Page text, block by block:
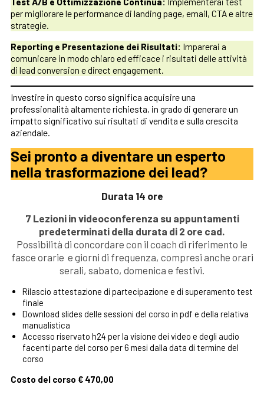
per migliorare le performance di landing page, email, CTA e altre
strategie.
Reporting e Presentazione dei Risultati: Imparerai a
comunicare in modo chiaro ed efficace i risultati delle attività
di lead conversion e direct engagement.
Investire in questo corso significa acquisire una
professionalità altamente richiesta, in grado di generare un
impatto significativo sui risultati di vendita e sulla crescita
aziendale.
Sei pronto a diventare un esperto
nella trasformazione dei lead?
Durata 14 ore
7 Lezioni in videoconferenza su appuntamenti
predeterminati della durata di 2 ore cad.
Possibilità di concordare con il coach di riferimento le
fasce orarie e giorni di frequenza, compresi anche orari
serali, sabato, domenica e festivi.
Rilascio attestazione di partecipazione e di superamento test
finale
Download slides delle sessioni del corso in pdf e della relativa
manualistica
Accesso riservato h24 per la visione dei video e degli audio
facenti parte del corso per 6 mesi dalla data di termine del
corso
Costo del corso € 470,00